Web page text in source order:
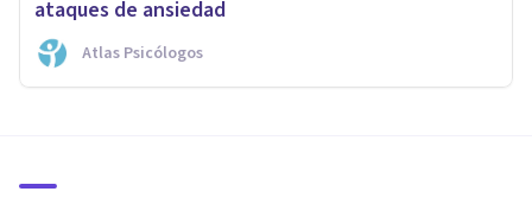
ataques de ansiedad
Atlas Psicólogos